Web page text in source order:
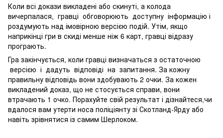
Коли всі докази викладені або скинуті, а колода
вичерпалася, гравці обговорюють доступну інформацію і
роздумують над імовірною версією подій. Утім, якщо
наприкінці гри в скиді менше ніж 6 карт, гравці відразу
програють.
Гра закінчується, коли гравці визначаться з остаточною
версією і дадуть відповіді на запитання. За кожну
правильну відповідь вони здобувають 2 очки. За кожен
викладений доказ, що не стосується справи, вони
втрачають 1 очко. Порахуйте свій результат і дізнайтеся,чи
вдалося вам утерти носа поліціянту зі Скотланд-Ярду або
навіть зрівнятися із самим Шерлоком.